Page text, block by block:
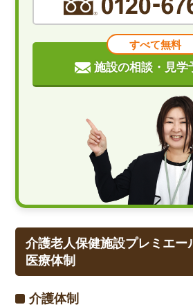
すべて無料
施設の相談・見学
介護老人保健施設プレミエー
医療体制
介護体制